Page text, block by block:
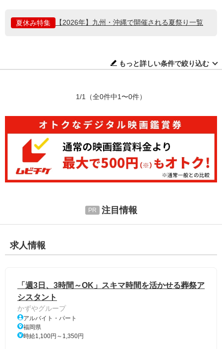
夏休み特集 【2026年】九州・沖縄で開催される夏祭り一覧
もっと詳しい条件で絞り込む
1/1 （全0件中1〜0件）
注目情報
求人情報
「週3日、3時間～OK」スキマ時間を活かせる葬祭ア
シスタント
かずやグループ
アルバイト・パート
福岡県
時給1,100円～1,350円